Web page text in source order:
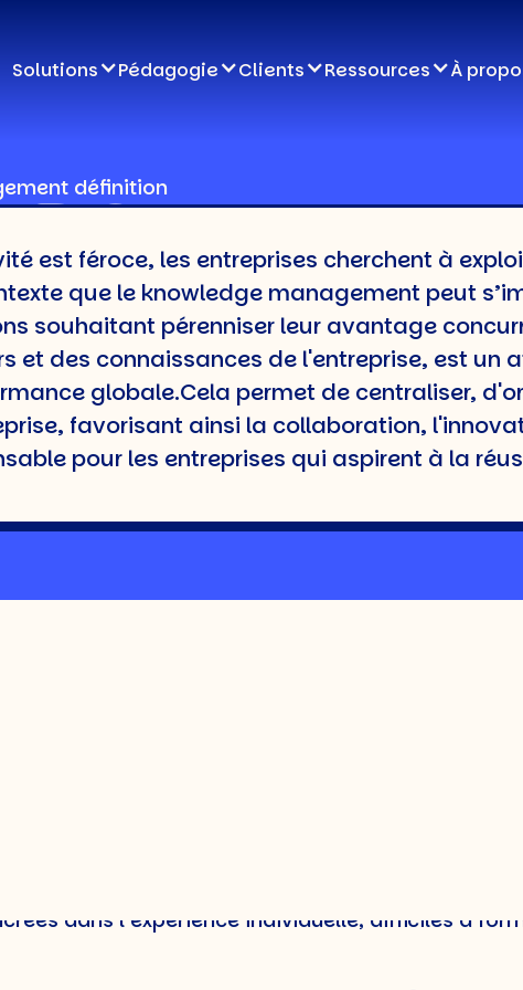
Solutions Pédagogie Clients Ressources À
définition
est féroce, les entreprises cherchent à
que le knowledge management peut
souhaitant pérenniser leur avantage
et des connaissances de l'entreprise, est un
globale.Cela permet de centraliser,
favorisant ainsi la collaboration,
pour les entreprises qui aspirent à la
dans l’expérience individuelle, difficiles à